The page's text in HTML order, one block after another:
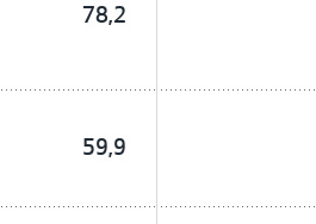
78,2
59,9